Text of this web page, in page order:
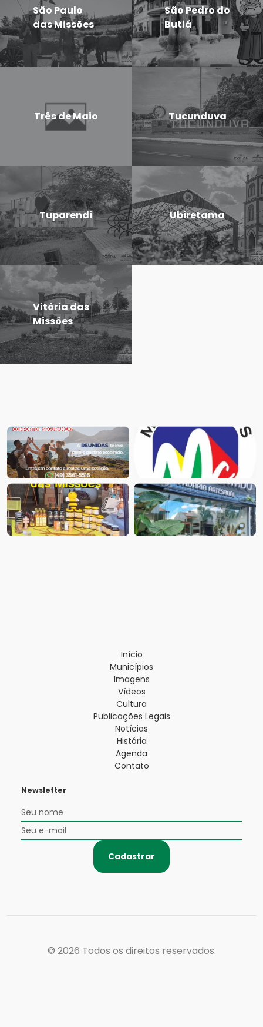
São Paulo
das Missões
São Pedro do
Butiá
Três de Maio Tucunduva
Tuparendi Ubiretama
Vitória das
Missões
Início
Municípios
Imagens
Vídeos
Cultura
Publicações Legais
Notícias
História
Agenda
Contato
Newsletter
Cadastrar
© 2026 Todos os direitos reservados.